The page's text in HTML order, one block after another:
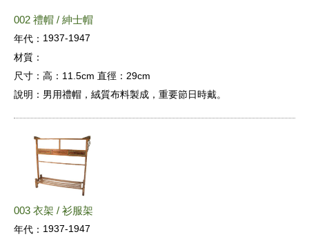
002 禮帽 / 紳士帽
年代： 1937-1947
材質：
尺寸： 高：11.5cm 直徑：29cm
說明： 男用禮帽，絨質布料製成，重要節日時戴。
003 衣架 / 衫服架
年代： 1937-1947